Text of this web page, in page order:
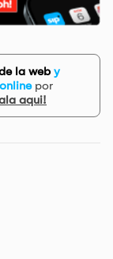
la web y
por
aqui!